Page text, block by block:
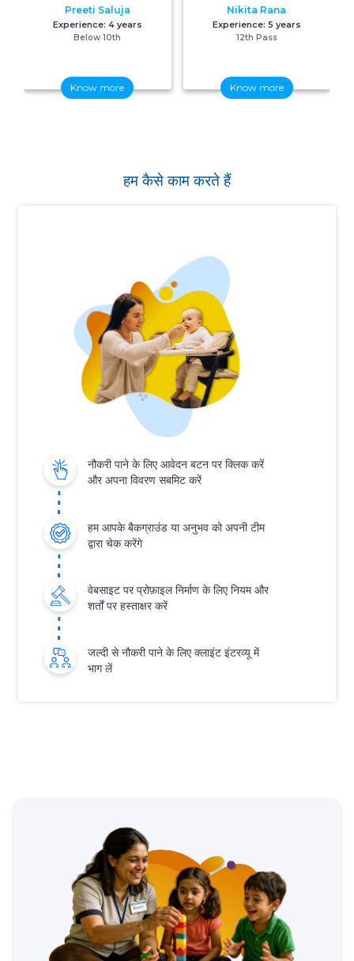
Preeti Saluja
Experience: 4 years
Below 10th
Know more
Nikita Rana
Experience: 5 years
12th Pass
Know more
हम कैसे काम करते हैं
नौकरी पाने के लिए आवेदन बटन पर क्लिक करें
और अपना विवरण सबमिट करें
हम आपके बैकग्राउंड या अनुभव को अपनी टीम
द्वारा चेक करेंगे
वेबसाइट पर प्रोफ़ाइल निर्माण के लिए नियम और
शर्तों पर हस्ताक्षर करें
जल्दी से नौकरी पाने के लिए क्लाइंट इंटरव्यू में
भाग लें